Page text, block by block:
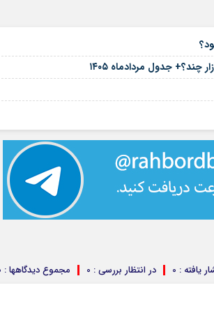
جدول مردادماه ۱۴۰۵
مجموع دیدگاهها : 0 در انتظار بررسی : 0 یافته : 0